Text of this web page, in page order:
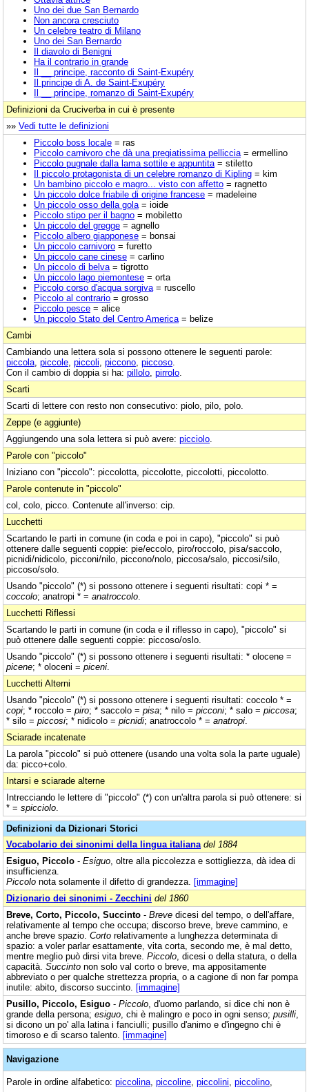
Uno dei due San Bernardo
Non ancora cresciuto
Un celebre teatro di Milano
Uno dei San Bernardo
Il diavolo di Benigni
Ha il contrario in grande
Il __ principe, racconto di Saint-Exupéry
Il principe di A. de Saint-Exupéry
Il __ principe, romanzo di Saint-Exupéry
Definizioni da Cruciverba in cui è presente
»» Vedi tutte le definizioni
Piccolo boss locale = ras
Piccolo carnivoro che dà una pregiatissima pelliccia = ermellino
Piccolo pugnale dalla lama sottile e appuntita = stiletto
Il piccolo protagonista di un celebre romanzo di Kipling = kim
Un bambino piccolo e magro... visto con affetto = ragnetto
Un piccolo dolce friabile di origine francese = madeleine
Un piccolo osso della gola = ioide
Piccolo stipo per il bagno = mobiletto
Un piccolo del gregge = agnello
Piccolo albero giapponese = bonsai
Un piccolo carnivoro = furetto
Un piccolo cane cinese = carlino
Un piccolo di belva = tigrotto
Un piccolo lago piemontese = orta
Piccolo corso d'acqua sorgiva = ruscello
Piccolo al contrario = grosso
Piccolo pesce = alice
Un piccolo Stato del Centro America = belize
Cambi
Cambiando una lettera sola si possono ottenere le seguenti parole:
piccola piccole piccoli piccono piccoso
Con il cambio di doppia si ha: pillolo pirrolo
Scarti
Scarti di lettere con resto non consecutivo: piolo, pilo, polo.
Zeppe (e aggiunte)
Aggiungendo una sola lettera si può avere: picciolo
Parole con "piccolo"
Iniziano con "piccolo": piccolotta, piccolotte, piccolotti, piccolotto.
Parole contenute in "piccolo"
col, colo, picco. Contenute all'inverso: cip.
Lucchetti
Scartando le parti in comune (in coda e poi in capo), "piccolo" si può
ottenere dalle seguenti coppie: pie/eccolo, piro/roccolo, pisa/saccolo,
picnidi/nidicolo, picconi/nilo, piccono/nolo, piccosa/salo, piccosi/silo,
piccoso/solo.
Usando "piccolo" (*) si possono ottenere i seguenti risultati: copi * =
coccolo; anatropi * = anatroccolo
Lucchetti Riflessi
Scartando le parti in comune (in coda e il riflesso in capo), "piccolo" si
può ottenere dalle seguenti coppie: piccoso/oslo.
Usando "piccolo" (*) si possono ottenere i seguenti risultati: * olocene =
picene; * oloceni = piceni
Lucchetti Alterni
Usando "piccolo" (*) si possono ottenere i seguenti risultati: coccolo * =
copi; * roccolo = piro; * saccolo = pisa; * nilo = picconi; * salo = piccosa;
* silo = piccosi; * nidicolo = picnidi; anatroccolo * = anatropi
Sciarade incatenate
La parola "piccolo" si può ottenere (usando una volta sola la parte uguale)
da: picco+colo.
Intarsi e sciarade alterne
Intrecciando le lettere di "piccolo" (*) con un'altra parola si può ottenere: si
* = spicciolo
Definizioni da Dizionari Storici
Vocabolario dei sinonimi della lingua italiana del 1884
Esiguo, Piccolo - Esiguo , oltre alla piccolezza e sottigliezza, dà idea di
insufficienza.
Piccolo nota solamente il difetto di grandezza. [immagine]
Dizionario dei sinonimi - Zecchini del 1860
Breve, Corto, Piccolo, Succinto - Breve dicesi del tempo, o dell'affare,
relativamente al tempo che occupa; discorso breve, breve cammino, e
anche breve spazio. Corto relativamente a lunghezza determinata di
spazio: a voler parlar esattamente, vita corta, secondo me, è mal detto,
mentre meglio può dirsi vita breve. Piccolo , dicesi o della statura, o della
capacità. Succinto non solo val corto o breve, ma appositamente
abbreviato o per qualche strettezza propria, o a cagione di non far pompa
inutile: abito, discorso succinto. [immagine]
Pusillo, Piccolo, Esiguo - Piccolo , d'uomo parlando, si dice chi non è
grande della persona; esiguo , chi è malingro e poco in ogni senso; pusilli
si dicono un po' alla latina i fanciulli; pusillo d'animo e d'ingegno chi è
timoroso e di scarso talento. [immagine]
Navigazione
Parole in ordine alfabetico: piccolina piccoline piccolini piccolino